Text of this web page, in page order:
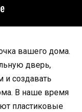
вашего дома.
дверь,
и создавать
В наше время
пластиковые